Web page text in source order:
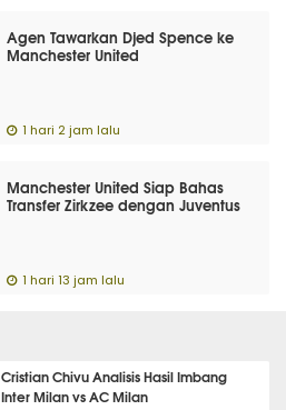
Agen Tawarkan Djed Spence ke
Manchester United
1 hari 2 jam lalu
Manchester United Siap Bahas
Transfer Zirkzee dengan Juventus
1 hari 13 jam lalu
Cristian Chivu Analisis Hasil Imbang
Inter Milan vs AC Milan